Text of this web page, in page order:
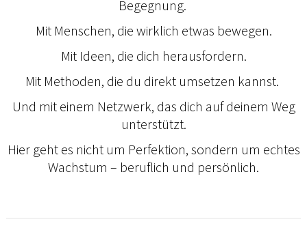
Begegnung.
Mit Menschen, die wirklich etwas bewegen.
Mit Ideen, die dich herausfordern.
Mit Methoden, die du direkt umsetzen kannst.
Und mit einem Netzwerk, das dich auf deinem Weg
unterstützt.
Hier geht es nicht um Perfektion, sondern um echtes
Wachstum – beruflich und persönlich.